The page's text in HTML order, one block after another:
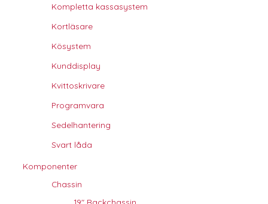
Kompletta kassasystem
Kortläsare
Kösystem
Kunddisplay
Kvittoskrivare
Programvara
Sedelhantering
Svart låda
Komponenter
Chassin
19" Rackchassin